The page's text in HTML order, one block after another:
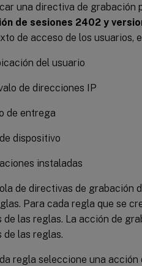
una directiva de grabación
de sesiones 2402 y
de acceso de los usuarios,
del usuario
de direcciones IP
de entrega
dispositivo
instaladas
de directivas de grabación
Para cada regla que se
las reglas. La acción de
las reglas.
regla seleccione una acción